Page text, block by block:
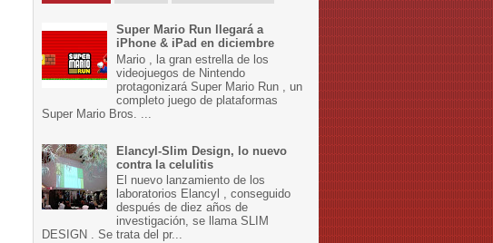
Super Mario Run llegará a
iPhone & iPad en diciembre
Mario , la gran estrella de los
videojuegos de Nintendo
protagonizará Super Mario Run , un
completo juego de plataformas
Super Mario Bros. ...
Elancyl-Slim Design, lo nuevo
contra la celulitis
El nuevo lanzamiento de los
laboratorios Elancyl , conseguido
después de diez años de
investigación, se llama SLIM
DESIGN . Se trata del pr...